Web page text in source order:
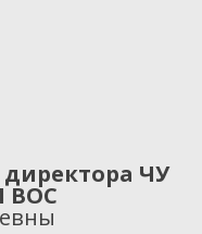
директора ЧУ
ВОС